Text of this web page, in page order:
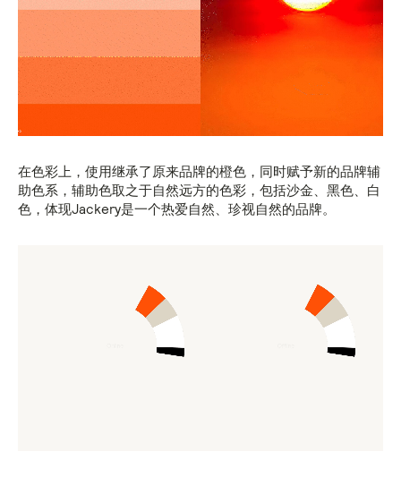
在色彩上，使用继承了原来品牌的橙色，同时赋予新的品牌辅
助色系，辅助色取之于自然远方的色彩，包括沙金、黑色、白
色，体现Jackery是一个热爱自然、珍视自然的品牌。